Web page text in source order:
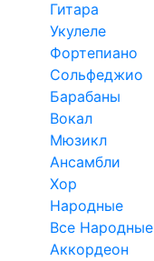
Гитара
Укулеле
Фортепиано
Сольфеджио
Барабаны
Вокал
Мюзикл
Ансамбли
Хор
Народные
Все Народные
Аккордеон